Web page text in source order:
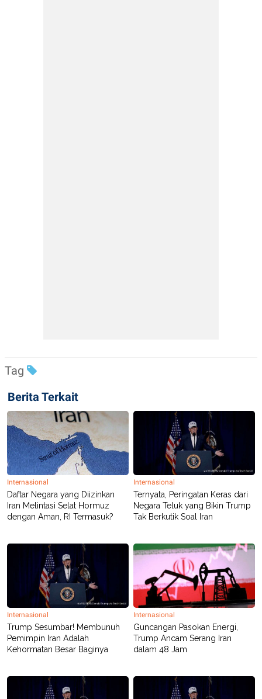
Tag
Berita Terkait
Internasional
Daftar Negara yang Diizinkan
Iran Melintasi Selat Hormuz
dengan Aman, RI Termasuk?
Internasional
Ternyata, Peringatan Keras dari
Negara Teluk yang Bikin Trump
Tak Berkutik Soal Iran
Internasional
Trump Sesumbar! Membunuh
Pemimpin Iran Adalah
Kehormatan Besar Baginya
Internasional
Guncangan Pasokan Energi,
Trump Ancam Serang Iran
dalam 48 Jam